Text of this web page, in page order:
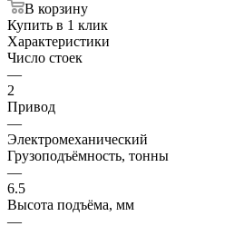
В корзину
Купить в 1 клик
Характеристики
Число стоек
—
2
Привод
—
Электромеханический
Грузоподъёмность, тонны
—
6.5
Высота подъёма, мм
—